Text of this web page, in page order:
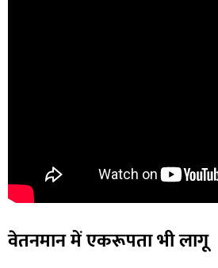
वेतनमान में एकरूपता भी लागू